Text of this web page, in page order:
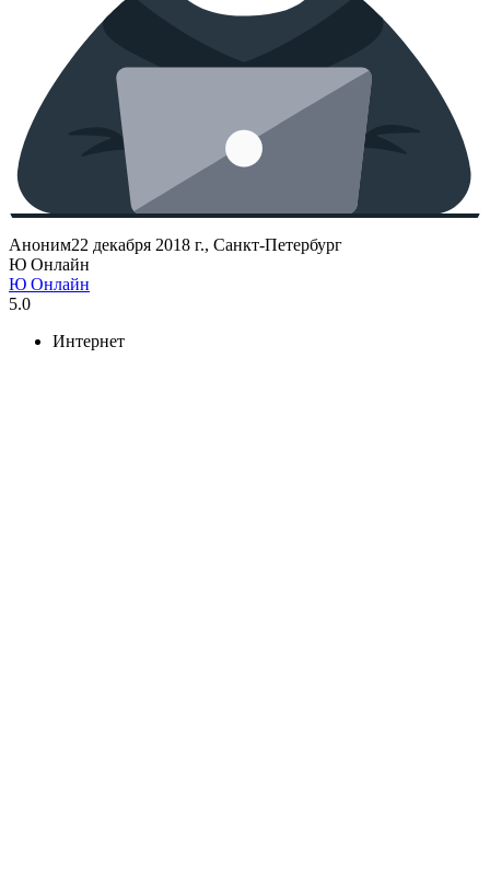
Аноним22 декабря 2018 г., Санкт-Петербург
Ю Онлайн
Ю Онлайн
5.0
Интернет